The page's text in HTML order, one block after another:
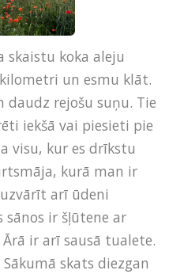
skaistu koka aleju
un esmu klāt.
daudz rejošu suņu. Tie
iekšā vai piesieti pie
visu, kur es drīkstu
kurā man ir
arī ūdeni
ir šļūtene ar
ir arī sausā tualete.
skats diezgan